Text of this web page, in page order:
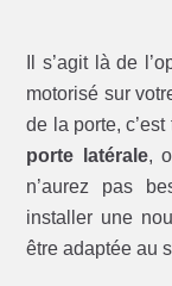
Il s’agit là de
motorisé sur
de la porte,
porte latérale,
n’aurez pas
installer une
être adaptée au